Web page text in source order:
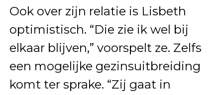
Ook over zijn relatie is Lisbeth
optimistisch. “Die zie ik wel bij
elkaar blijven,” voorspelt ze. Zelfs
een mogelijke gezinsuitbreiding
komt ter sprake. “Zij gaat in